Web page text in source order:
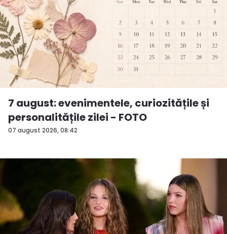
07 august 2026, 08:42
7 august: evenimentele, curiozitățile și
personalitățile zilei - FOTO